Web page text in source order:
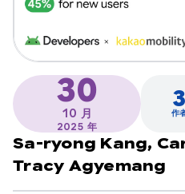
30
10 月
2025 年
3
作
Sa-ryong Kang,
Tracy Agyemang